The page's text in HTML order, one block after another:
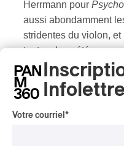
Herrmann pour Psycho
aussi abondamment
stridentes du violon,
toutes deux été
film a pris l’affiche en
Penderecki a été
printemps suivant.
Infolettre
Votre courriel *